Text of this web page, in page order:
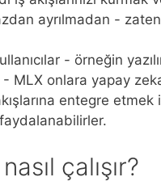
ayrılmadan -
- örneğin
- MLX onlara yapay
entegre
çalışır?